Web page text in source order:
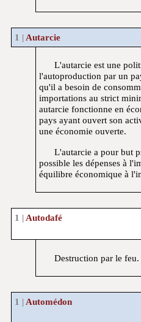
Autarcie
L'autarcie est une politique économique qui préconise
l'autoproduction par un
qu'il a besoin de
importations au strict
autarcie fonctionne en
pays ayant ouvert son
une économie ouverte.
L'autarcie a pour but
possible les dépenses à
équilibre économique à
Autodafé
Destruction par le feu.
Automédon